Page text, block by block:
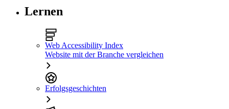
Lernen
Web Accessibility Index
Website mit der Branche vergleichen
Erfolgsgeschichten